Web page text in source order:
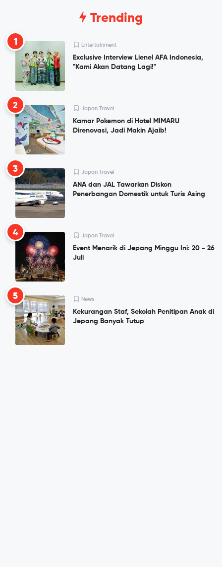
Trending
1 Entertainment
Exclusive Interview Lienel AFA Indonesia,
"Kami Akan Datang Lagi!"
2 Japan Travel
Kamar Pokemon di Hotel MIMARU
Direnovasi, Jadi Makin Ajaib!
3 Japan Travel
ANA dan JAL Tawarkan Diskon
Penerbangan Domestik untuk Turis Asing
4 Japan Travel
Event Menarik di Jepang Minggu Ini: 20 - 26
Juli
5 News
Kekurangan Staf, Sekolah Penitipan Anak di
Jepang Banyak Tutup